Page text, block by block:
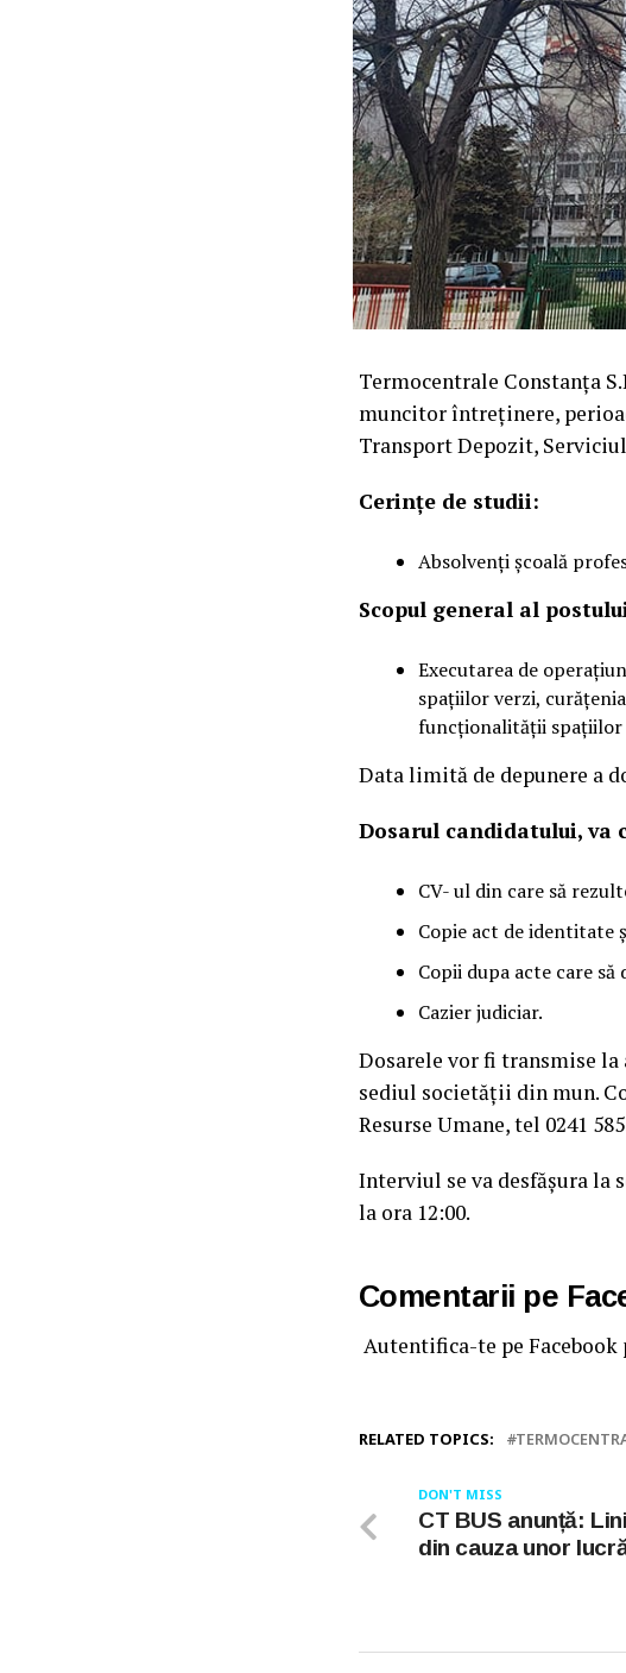
Termocentrale Constanța
muncitor întreținere,
Transport Depozit,
Cerințe de studii:
Absolvenți școală
Scopul general al
Executarea de
spațiilor verzi,
funcționalității spațiilor
Data limită de depunere a
Dosarul candidatului, va
CV- ul din care să
Copie act de identitate
Copii dupa acte care
Cazier judiciar.
Dosarele vor fi transmise la
sediul societății din mun.
Resurse Umane, tel 0241
Interviul se va desfășura la
la ora 12:00.
Comentarii pe
Autentifica-te pe Facebook
RELATED TOPICS:
DON'T MISS
CT BUS anunță:
din cauza unor